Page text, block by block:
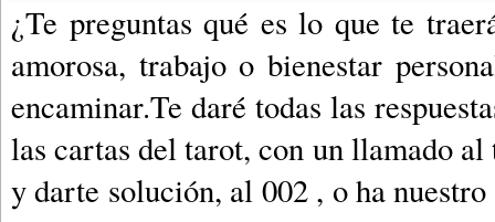
¿Te preguntas qué es lo que te
amorosa, trabajo o bienestar
encaminar.Te daré todas las
las cartas del tarot, con un llamado
y darte solución, al 002 , o ha